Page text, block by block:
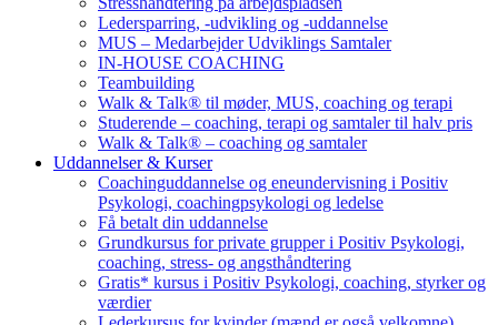
Ledersparring, -udvikling og -uddannelse
MUS – Medarbejder Udviklings Samtaler
IN-HOUSE COACHING
Teambuilding
Walk & Talk® til møder, MUS, coaching og terapi
Studerende – coaching, terapi og samtaler til halv pris
Walk & Talk® – coaching og samtaler
Uddannelser & Kurser
Coachinguddannelse og eneundervisning i Positiv
Psykologi, coachingpsykologi og ledelse
Få betalt din uddannelse
Grundkursus for private grupper i Positiv Psykologi,
coaching, stress- og angsthåndtering
Gratis* kursus i Positiv Psykologi, coaching, styrker og
værdier